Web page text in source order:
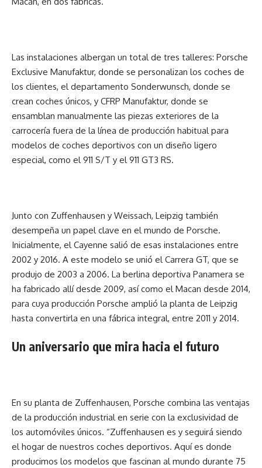
Las instalaciones albergan un total de tres talleres: Porsche
Exclusive Manufaktur, donde se personalizan los coches de
los clientes, el departamento Sonderwunsch, donde se
crean coches únicos, y CFRP Manufaktur, donde se
ensamblan manualmente las piezas exteriores de la
carrocería fuera de la línea de producción habitual para
modelos de coches deportivos con un diseño ligero
especial, como el 911 S/T y el 911 GT3 RS.
Junto con Zuffenhausen y Weissach, Leipzig también
desempeña un papel clave en el mundo de Porsche.
Inicialmente, el Cayenne salió de esas instalaciones entre
2002 y 2016. A este modelo se unió el Carrera GT, que se
produjo de 2003 a 2006. La berlina deportiva Panamera se
ha fabricado allí desde 2009, así como el Macan desde 2014,
para cuya producción Porsche amplió la planta de Leipzig
hasta convertirla en una fábrica integral, entre 2011 y 2014.
Un aniversario que mira hacia el futuro
En su planta de Zuffenhausen, Porsche combina las ventajas
de la producción industrial en serie con la exclusividad de
los automóviles únicos. “Zuffenhausen es y seguirá siendo
el hogar de nuestros coches deportivos. Aquí es donde
producimos los modelos que fascinan al mundo durante 75